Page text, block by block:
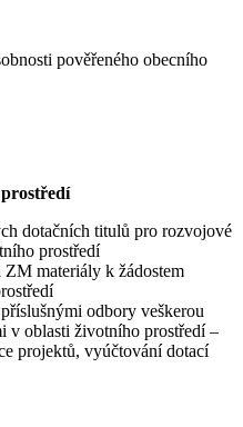
pověřeného obecního
dotačních titulů pro rozvojové
prostředí
materiály k žádostem
odbory veškerou
v oblasti životního prostředí –
projektů, vyúčtování dotací